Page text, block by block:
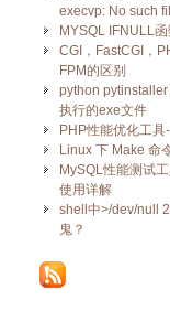
execvp: No such
MYSQL IFNULL
CGI，FastCGI，
FPM的区别
python
执行的exe文件
PHP性能优化工具
Linux 下 Make 命
MySQL性能测试
使用详解
shell中>/dev/null
鬼？